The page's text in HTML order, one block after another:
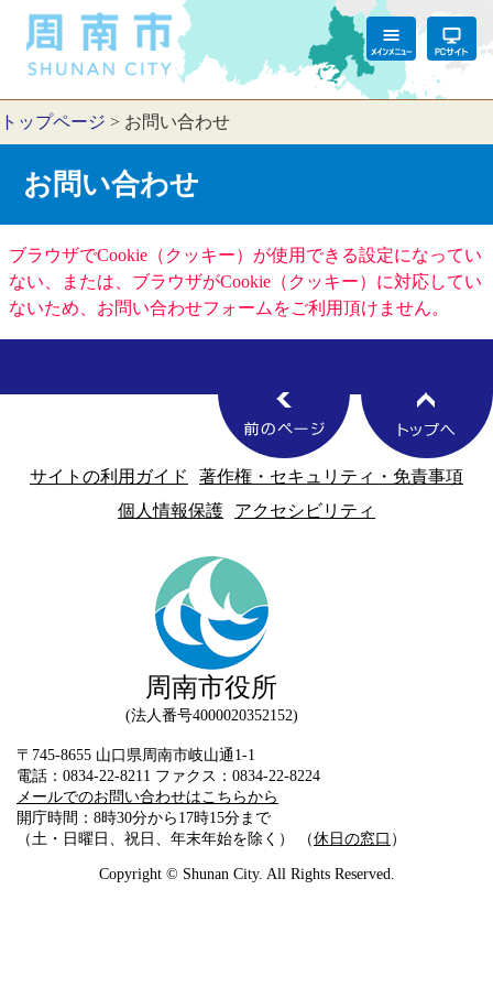
トップページ > お問い合わせ
お問い合わせ
ブラウザでCookie（クッキー）が使用できる設定になってい
ない、または、ブラウザがCookie（クッキー）に対応してい
ないため、お問い合わせフォームをご利用頂けません。
サイトの利用ガイド
著作権・セキュリティ・免責事項
個人情報保護
アクセシビリティ
周南市役所
法人番号4000020352152
〒745-8655 山口県周南市岐山通1-1
電話：0834-22-8211 ファクス：0834-22-8224
メールでのお問い合わせはこちらから
開庁時間：8時30分から17時15分まで
（土・日曜日、祝日、年末年始を除く） （休日の窓口 ）
Copyright © Shunan City. All Rights Reserved.